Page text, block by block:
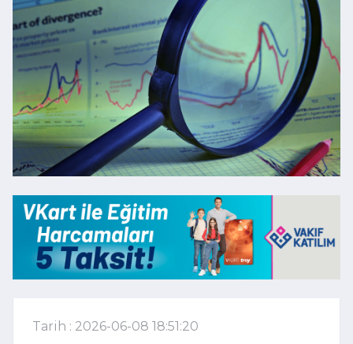
Tarih : 2026-06-08 18:51:20